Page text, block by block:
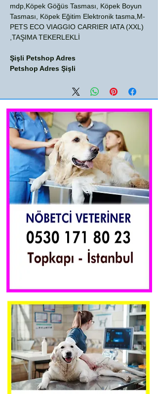
mdp,Köpek Göğüs Tasması, Köpek Boyun
Tasması, Köpek Eğitim Elektronik tasma,M-
PETS ECO VIAGGIO CARRIER IATA (XXL)
TAŞIMA TEKERLEKLİ,
Şişli Petshop Adres